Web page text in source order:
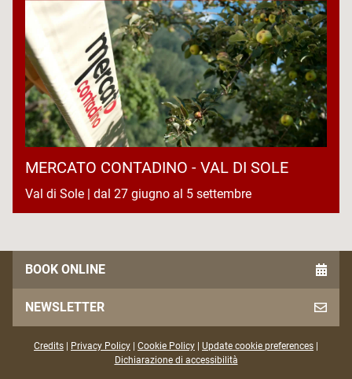
MERCATO CONTADINO - VAL DI SOLE
Val di Sole | dal 27 giugno al 5 settembre
BOOK ONLINE
NEWSLETTER
Credits Privacy Policy Cookie Policy Update cookie preferences
Dichiarazione di accessibilità